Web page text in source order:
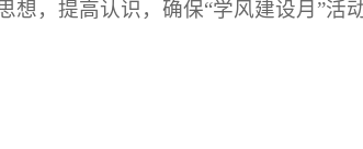
，提高认识，确保“学风建设月”活